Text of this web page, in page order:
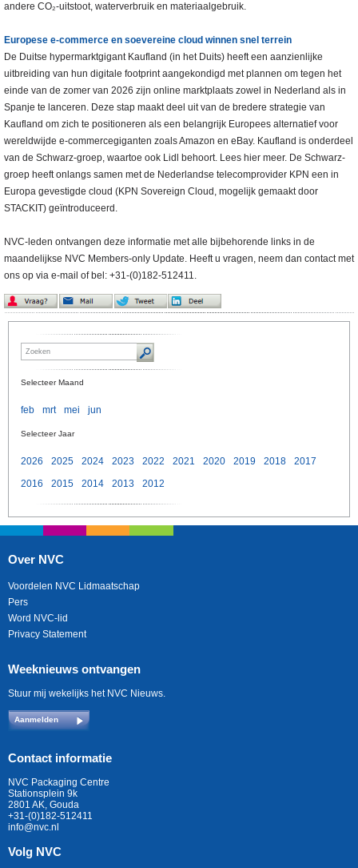
andere CO₂-uitstoot, waterverbruik en materiaalgebruik.
Europese e-commerce en soevereine cloud winnen snel terrein
De Duitse hypermarktgigant Kaufland (in het Duits) heeft een aanzienlijke
uitbreiding van hun digitale footprint aangekondigd met plannen om tegen het
einde van de zomer van 2026 zijn online marktplaats zowel in Nederland als in
Spanje te lanceren. Deze stap maakt deel uit van de bredere strategie van
Kaufland om zich te positioneren als een belangrijk Europees alternatief voor
wereldwijde e-commercegiganten zoals Amazon en eBay. Kaufland is onderdeel
van de Schwarz-groep, waartoe ook Lidl behoort. Lees hier meer. De Schwarz-
groep heeft onlangs samen met de Nederlandse telecomprovider KPN een in
Europa gevestigde cloud (KPN Sovereign Cloud, mogelijk gemaakt door
STACKIT) geïntroduceerd.
NVC-leden ontvangen deze informatie met alle bijbehorende links in de
maandelijkse NVC Members-only Update. Heeft u vragen, neem dan contact met
ons op via e-mail of bel: +31-(0)182-512411.
Selecteer Maand
feb mrt mei jun
Selecteer Jaar
2026 2025 2024 2023 2022 2021 2020 2019 2018
2017
2016
2015 2014 2013 2012
Over NVC
Voordelen NVC Lidmaatschap
Pers
Word NVC-lid
Privacy Statement
Weeknieuws ontvangen
Stuur mij wekelijks het NVC Nieuws.
Aanmelden
Contact informatie
NVC Packaging Centre
Stationsplein 9k
2801 AK, Gouda
+31-(0)182-512411
info@nvc.nl
Volg NVC